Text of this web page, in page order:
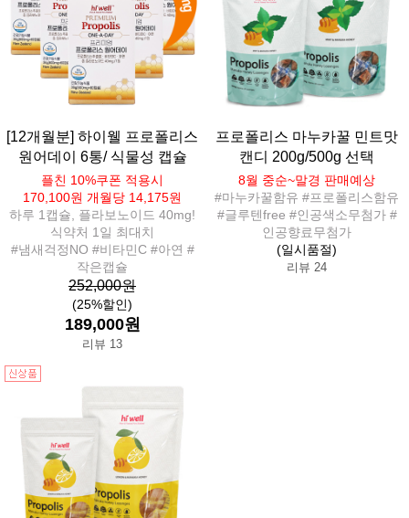
[12개월분] 하이웰 프로폴리스
원어데이 6통/ 식물성 캡슐
플친 10%쿠폰 적용시
170,100원 개월당 14,175원
하루 1캡슐, 플라보노이드 40mg!
식약처 1일 최대치
#냄새걱정NO #비타민C #아연 #
작은캡슐
252,000원
(25%할인)
189,000원
리뷰 13
프로폴리스 마누카꿀 민트맛
캔디 200g/500g 선택
8월 중순~말경 판매예상
#마누카꿀함유 #프로폴리스함유
#글루텐free #인공색소무첨가 #
인공향료무첨가
(일시품절)
리뷰 24